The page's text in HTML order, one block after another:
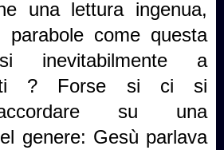
una lettura ingenua,
parabole come questa
inevitabilmente a
? Forse si ci si
su una
genere: Gesù parlava